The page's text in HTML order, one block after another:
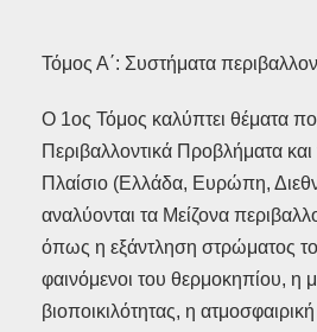
Τόμος Α΄: Συστήματα
Ο 1ος Τόμος καλύπτει θέματα
Περιβαλλοντικά Προβλήματα
Πλαίσιο (Ελλάδα, Ευρώπη,
αναλύονται τα Μείζονα
όπως η εξάντληση στρώματος
φαινόμενοι του θερμοκηπίου, η
βιοποικιλότητας, η